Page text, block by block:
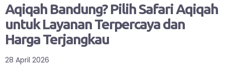
Aqiqah Bandung? Pilih Safari Aqiqah
untuk Layanan Terpercaya dan
Harga Terjangkau
28 April 2026